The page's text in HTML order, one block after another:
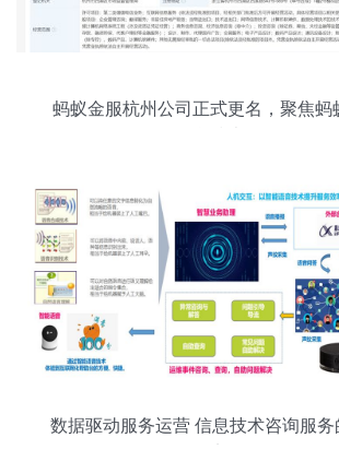
蚂蚁金服杭州公司正式更名，聚焦蚂
数据驱动服务运营 信息技术咨询服